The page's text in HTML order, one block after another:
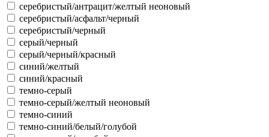
серебристый/антрацит/желтый неоновый
серебристый/асфальт/черный
серебристый/черный
серый/черный
серый/черный/красный
синий/желтый
синий/красный
темно-серый
темно-серый/желтый неоновый
темно-синий
темно-синий/белый/голубой